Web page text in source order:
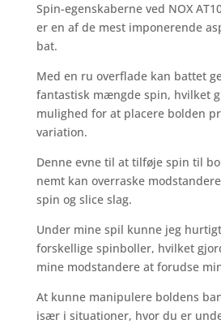
Spin-egenskaberne ved NOX
er en af de mest imponerende
bat.
Med en ru overflade kan battet
fantastisk mængde spin, hvilket
mulighed for at placere bolden
variation.
Denne evne til at tilføje spin til
nemt kan overraske
spin og slice slag.
Under mine spil kunne jeg
forskellige spinboller, hvilket
mine modstandere at forudse
At kunne manipulere boldens
især i situationer, hvor du er